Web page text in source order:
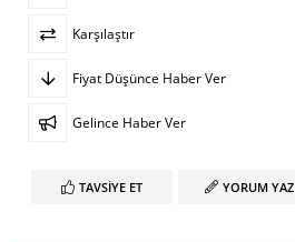
Karşılaştır
Fiyat Düşünce Haber Ver
Gelince Haber Ver
TAVSIYE ET YORUM YAZ